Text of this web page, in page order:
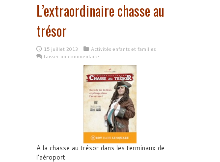
L’extraordinaire chasse au
trésor
15 juillet 2013
Activités enfants et familles
Laisser un commentaire
A la chasse au trésor dans les terminaux de
l'aéroport